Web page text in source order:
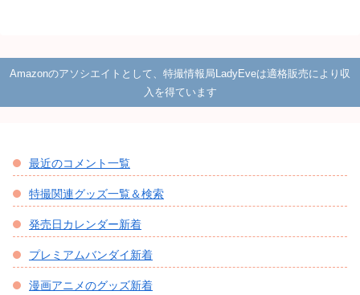
Amazonのアソシエイトとして、特撮情報局LadyEveは適格販売により収
入を得ています
最近のコメント一覧
特撮関連グッズ一覧＆検索
発売日カレンダー新着
プレミアムバンダイ新着
漫画アニメのグッズ新着